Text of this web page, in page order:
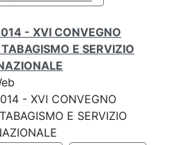
- XVI CONVEGNO
E SERVIZIO
- XVI CONVEGNO
E SERVIZIO